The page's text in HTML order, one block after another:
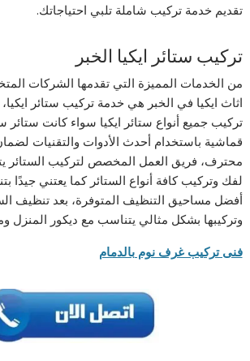
تقديم خدمة تركيب شاملة تلبي احتياجاتك.
تركيب ستائر ايكيا الخبر
من الخدمات المميزة التي تقدمها الشركات
اثاث ايكيا في الخبر هي خدمة تركيب ستائر
تركيب جميع أنواع ستائر ايكيا سواء كانت ستائر
قماشية باستخدام أحدث الأدوات والتقنيات
محترف، فريق العمل المخصص لتركيب الستائر
لفك وتركيب كافة أنواع الستائر كما يعتني جيدًا
أفضل مساحيق التنظيف المتوفرة، بعد تنظيف
وتركيبها بشكل مثالي يتناسب مع ديكور المنزل
فنى تركيب غرف نوم بالدمام